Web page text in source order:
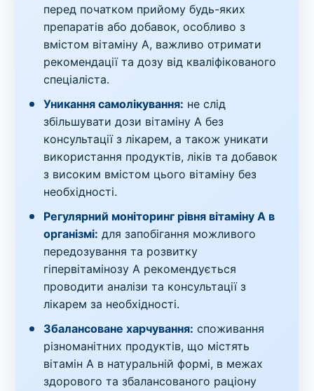
перед початком прийому будь-яких
препаратів або добавок, особливо з
вмістом вітаміну A, важливо отримати
рекомендації та дозу від кваліфікованого
спеціаліста.
Уникання самолікування: не слід
збільшувати дози вітаміну A без
консультації з лікарем, а також уникати
використання продуктів, ліків та добавок
з високим вмістом цього вітаміну без
необхідності.
Регулярний моніторинг рівня вітаміну A в
організмі: для запобігання можливого
передозування та розвитку
гіпервітамінозу A рекомендується
проводити аналізи та консультації з
лікарем за необхідності.
Збалансоване харчування: споживання
різноманітних продуктів, що містять
вітамін A в натуральній формі, в межах
здорового та збалансованого раціону